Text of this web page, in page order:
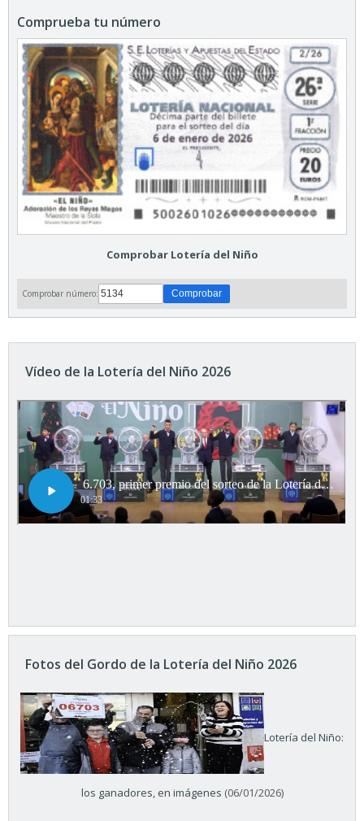
Comprueba tu número
Comprobar Lotería del Niño
Comprobar número:
Vídeo de la Lotería del Niño 2026
Fotos del Gordo de la Lotería del Niño 2026
Lotería del Niño:
los ganadores, en imágenes (06/01/2026)